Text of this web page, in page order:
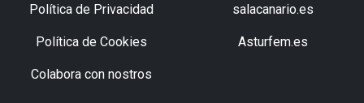
Política de Privacidad
Política de Cookies
Colabora con nostros
salacanario.es
Asturfem.es